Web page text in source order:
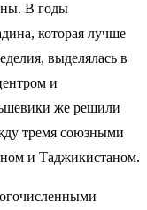
В годы
которая лучше
выделялась в
и
же решили
тремя союзными
и Таджикистаном.